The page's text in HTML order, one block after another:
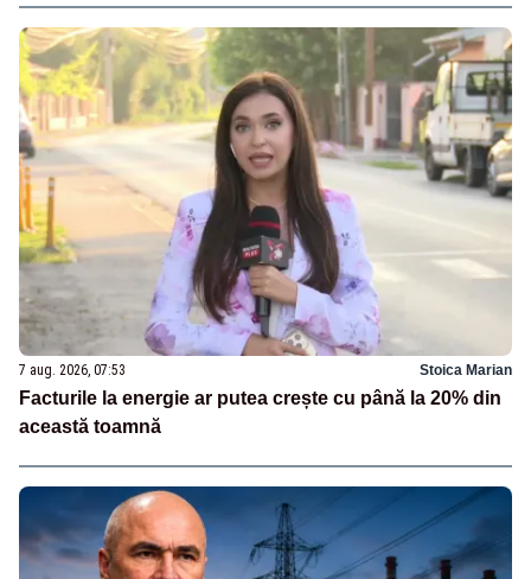
7 aug. 2026, 07:53 Stoica Marian
Facturile la energie ar putea crește cu până la 20% din
această toamnă